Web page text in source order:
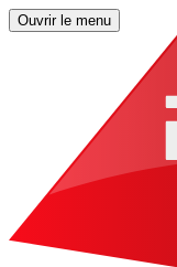
Ouvrir le menu